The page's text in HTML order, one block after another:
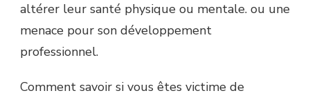
altérer leur santé physique ou mentale. ou une
menace pour son développement
professionnel.
Comment savoir si vous êtes victime de